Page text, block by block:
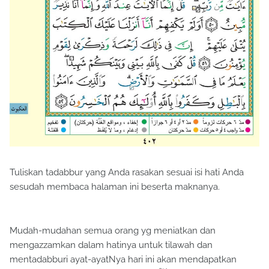
Tuliskan tadabbur yang Anda rasakan sesuai isi hati Anda
sesudah membaca halaman ini beserta maknanya.
Mudah-mudahan semua orang yg meniatkan dan
mengazzamkan dalam hatinya untuk tilawah dan
mentadabburi ayat-ayatNya hari ini akan mendapatkan